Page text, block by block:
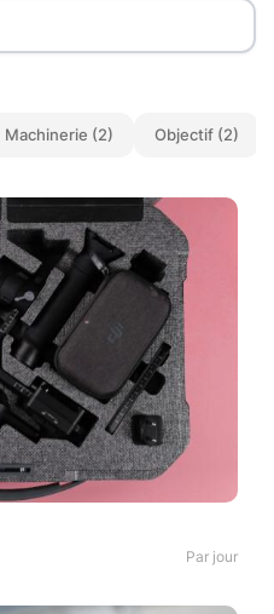
Machinerie (2) Objectif (2)
Par jour